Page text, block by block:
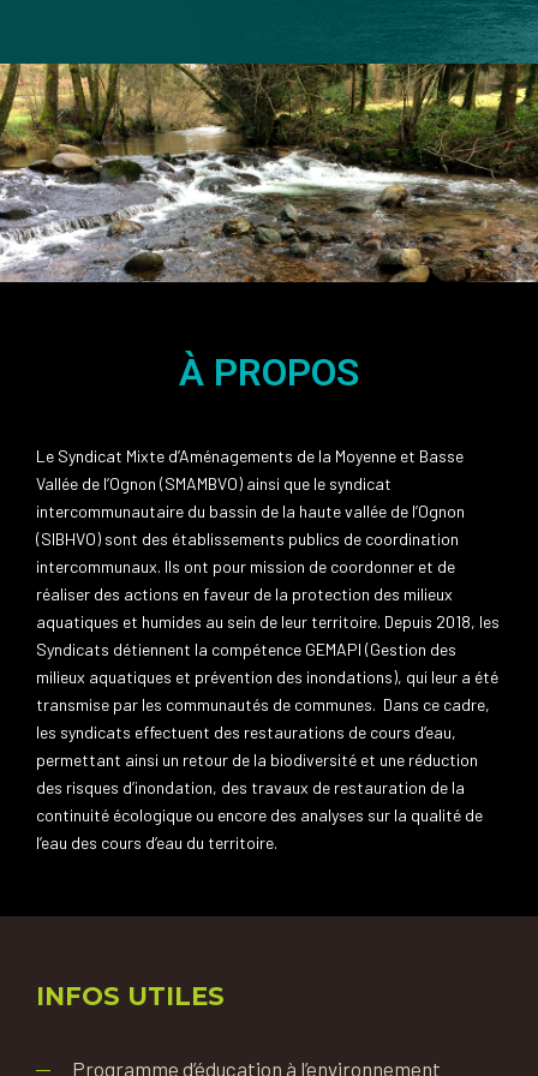
À PROPOS
Le Syndicat Mixte d’Aménagements de la Moyenne et Basse
Vallée de l’Ognon (SMAMBVO) ainsi que le syndicat
intercommunautaire du bassin de la haute vallée de l’Ognon
(SIBHVO) sont des établissements publics de coordination
intercommunaux. Ils ont pour mission de coordonner et de
réaliser des actions en faveur de la protection des milieux
aquatiques et humides au sein de leur territoire. Depuis 2018, les
Syndicats détiennent la compétence GEMAPI (Gestion des
milieux aquatiques et prévention des inondations), qui leur a été
transmise par les communautés de communes. Dans ce cadre,
les syndicats effectuent des restaurations de cours d’eau,
permettant ainsi un retour de la biodiversité et une réduction
des risques d’inondation, des travaux de restauration de la
continuité écologique ou encore des analyses sur la qualité de
l’eau des cours d’eau du territoire.
INFOS UTILES
Programme d’éducation à l’environnement